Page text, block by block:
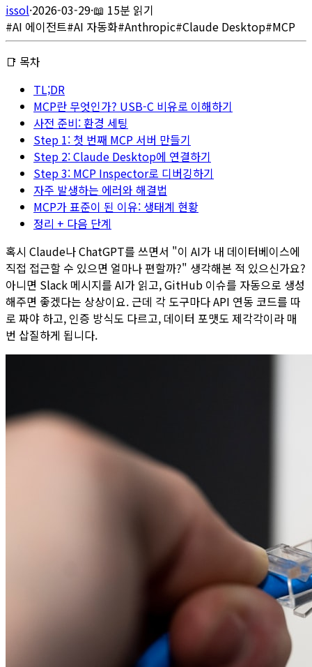
issol·2026-03-29·📖 15분 읽기
#AI 에이전트#AI 자동화#Anthropic#Claude Desktop#MCP
📑 목차
TL;DR
MCP란 무엇인가? USB-C 비유로 이해하기
사전 준비: 환경 세팅
Step 1: 첫 번째 MCP 서버 만들기
Step 2: Claude Desktop에 연결하기
Step 3: MCP Inspector로 디버깅하기
자주 발생하는 에러와 해결법
MCP가 표준이 된 이유: 생태계 현황
정리 + 다음 단계
혹시 Claude나 ChatGPT를 쓰면서 "이 AI가 내 데이터베이스에
직접 접근할 수 있으면 얼마나 편할까?" 생각해본 적 있으신가요?
아니면 Slack 메시지를 AI가 읽고, GitHub 이슈를 자동으로 생성
해주면 좋겠다는 상상이요. 근데 각 도구마다 API 연동 코드를 따
로 짜야 하고, 인증 방식도 다르고, 데이터 포맷도 제각각이라 매
번 삽질하게 됩니다.